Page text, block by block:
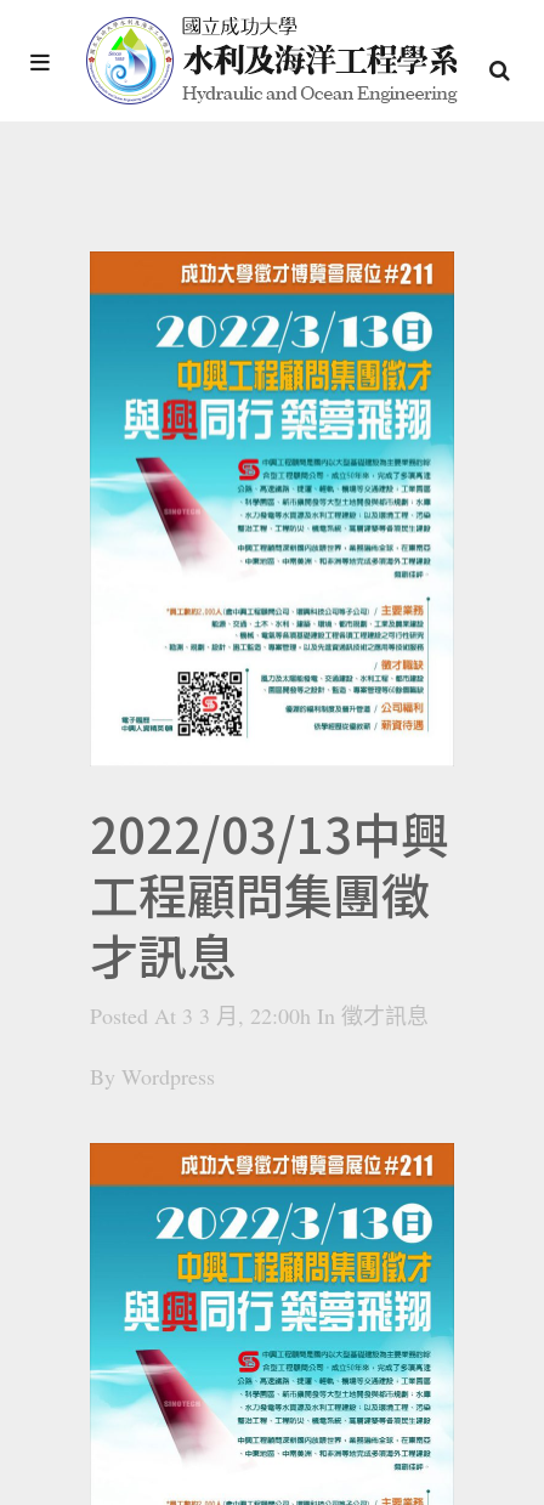
2022/03/13中興
工程顧問集團徵
才訊息
Posted At 3 3 月, 22:00h In 徵才訊息
By Wordpress